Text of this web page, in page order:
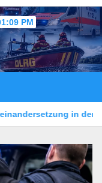
PM
Mann durch